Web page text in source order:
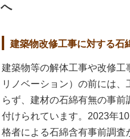
へ
建築物改修工事に対する石
建築物等の解体工事や改修工
リノベーション）の前には、
らず、建材の石綿有無の事前
付けられています。2023年
格者による石綿含有事前調査